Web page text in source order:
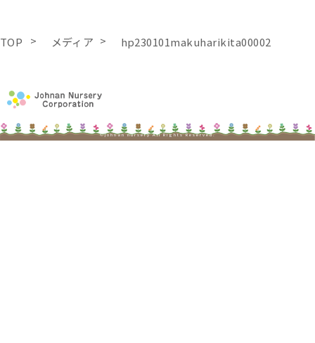
TOP メディア hp230101makuharikita00002
©johnan nursery All Rights Reserved.